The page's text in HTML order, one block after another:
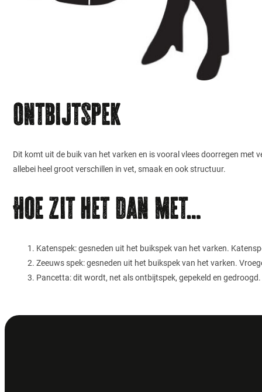
Ontbijtspek
Dit komt uit de buik van het varken en is vooral vlees doorregen
allebei heel groot verschillen in vet, smaak en ook structuur.
Hoe zit het dan met…
Katenspek: gesneden uit het buikspek van het varken.
Zeeuws spek: gesneden uit het buikspek van het varken.
Pancetta: dit wordt, net als ontbijtspek, gepekeld en